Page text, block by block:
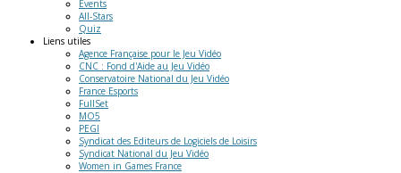
Events
All-Stars
Quiz
Liens utiles
Agence Française pour le Jeu Vidéo
CNC : Fond d'Aide au Jeu Vidéo
Conservatoire National du Jeu Vidéo
France Esports
FullSet
MO5
PEGI
Syndicat des Editeurs de Logiciels de Loisirs
Syndicat National du Jeu Vidéo
Women in Games France